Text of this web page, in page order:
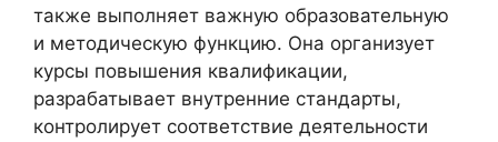
также выполняет важную образовательную
и методическую функцию. Она организует
курсы повышения квалификации,
разрабатывает внутренние стандарты,
контролирует соответствие деятельности